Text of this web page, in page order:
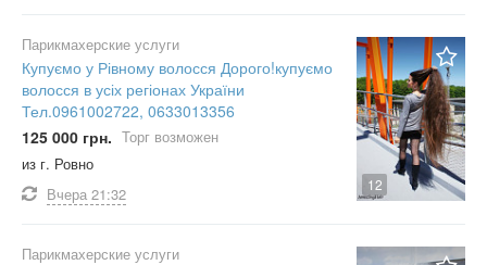
12
Парикмахерские услуги
Купуємо у Рівному волосся Дорого!купуємо
волосся в усіх регіонах України
Тел.0961002722, 0633013356
125 000 грн. Торг возможен
из г. Ровно
Вчера 21:32
Парикмахерские услуги